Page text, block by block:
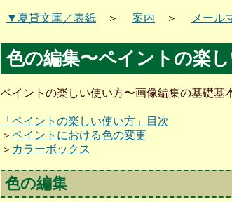
▼夏貸文庫／表紙 ＞ 案内 ＞ メール
色の編集〜ペイントの楽
ペイントの楽しい使い方〜画像編集の基礎基
「ペイントの楽しい使い方」目次
＞ ペイントにおける色の変更
＞ カラーボックス
色の編集